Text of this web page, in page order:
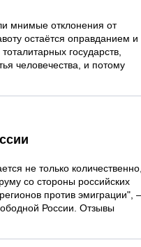
мнимые отклонения от
остаётся оправданием и
государств,
человечества, и потому
не только количественно,
со стороны российских
против эмиграции",
России. Отзывы